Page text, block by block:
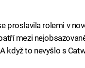
proslavila rolemi v
mezi
když to nevyšlo s